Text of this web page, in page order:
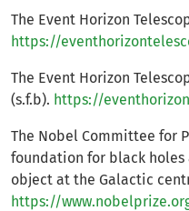
The Event Horizon
https://
The Event Horizon
(s.f.b). https://
The Nobel Committee for
foundation for black
object at the Galactic
https://